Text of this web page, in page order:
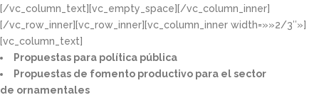
[/vc_column_text][vc_empty_space][/vc_column_inner]
[/vc_row_inner][vc_row_inner][vc_column_inner width=»»2/3″»]
[vc_column_text]
Propuestas para política pública​
Propuestas de fomento productivo para el sector
de ornamentales​